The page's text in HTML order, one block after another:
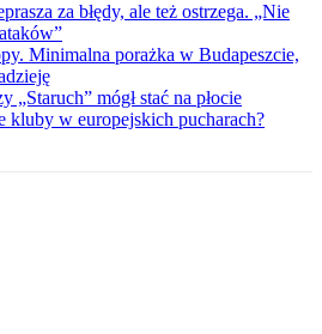
za błędy, ale też ostrzega. „Nie
Minimalna porażka w Budapeszcie,
„Staruch” mógł stać na płocie
kluby w europejskich pucharach?